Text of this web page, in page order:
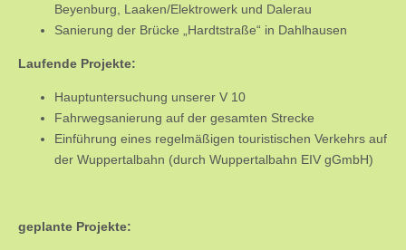
Beyenburg, Laaken/Elektrowerk und Dalerau
Sanierung der Brücke „Hardtstraße“ in Dahlhausen
Laufende Projekte:
Hauptuntersuchung unserer V 10
Fahrwegsanierung auf der gesamten Strecke
Einführung eines regelmäßigen touristischen Verkehrs auf
der Wuppertalbahn (durch Wuppertalbahn EIV gGmbH)
geplante Projekte: